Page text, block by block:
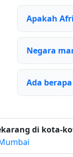
Apakah
Negara
Ada
di kota-